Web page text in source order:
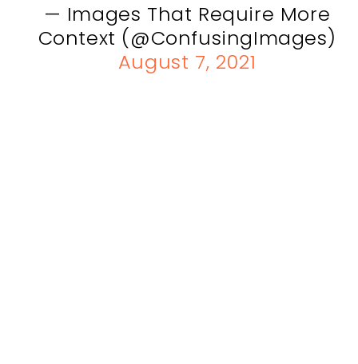
— Images That Require More
Context (@ConfusingImages)
August 7, 2021